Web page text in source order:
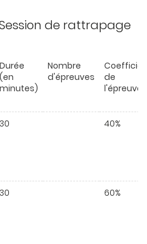
de rattrapage
Durée
(en
minutes)
Nombre
d'épreuves
de
l'épreuve
30 40%
30 60%